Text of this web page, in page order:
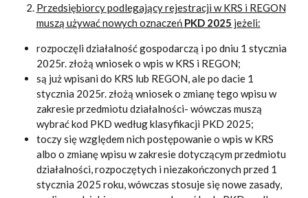
Przedsiębiorcy podlegający rejestracji w KRS i REGON
muszą używać nowych oznaczeń PKD 2025 jeżeli:
rozpoczęli działalność gospodarczą i po dniu 1 stycznia
2025r. złożą wniosek o wpis w KRS i REGON;
są już wpisani do KRS lub REGON, ale po dacie 1
stycznia 2025r. złożą wniosek o zmianę tego wpisu w
zakresie przedmiotu działalności- wówczas muszą
wybrać kod PKD według klasyfikacji PKD 2025;
toczy się względem nich postępowanie o wpis w KRS
albo o zmianę wpisu w zakresie dotyczącym przedmiotu
działalności, rozpoczętych i niezakończonych przed 1
stycznia 2025 roku, wówczas stosuje się nowe zasady,